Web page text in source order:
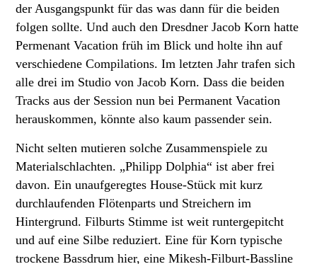
der Ausgangspunkt für das was dann für die beiden
folgen sollte. Und auch den Dresdner Jacob Korn hatte
Permenant Vacation früh im Blick und holte ihn auf
verschiedene Compilations. Im letzten Jahr trafen sich
alle drei im Studio von Jacob Korn. Dass die beiden
Tracks aus der Session nun bei Permanent Vacation
herauskommen, könnte also kaum passender sein.
Nicht selten mutieren solche Zusammenspiele zu
Materialschlachten. „Philipp Dolphia“ ist aber frei
davon. Ein unaufgeregtes House-Stück mit kurz
durchlaufenden Flötenparts und Streichern im
Hintergrund. Filburts Stimme ist weit runtergepitcht
und auf eine Silbe reduziert. Eine für Korn typische
trockene Bassdrum hier, eine Mikesh-Filburt-Bassline